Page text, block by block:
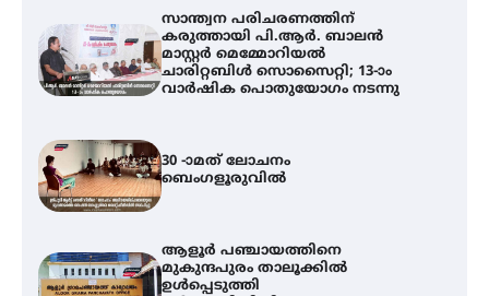
സാന്ത്വന പരിചരണത്തിന്
കരുത്തായി പി.ആർ. ബാലൻ
മാസ്റ്റർ മെമ്മോറിയൽ
ചാരിറ്റബിൾ സൊസൈറ്റി; 13-ാം
വാർഷിക പൊതുയോഗം നടന്നു
30 -ാമത് ലോചനം
ബെംഗളൂരുവിൽ
ആളൂർ പഞ്ചായത്തിനെ
മുകുന്ദപുരം താലൂക്കിൽ
ഉൾപ്പെടുത്തി